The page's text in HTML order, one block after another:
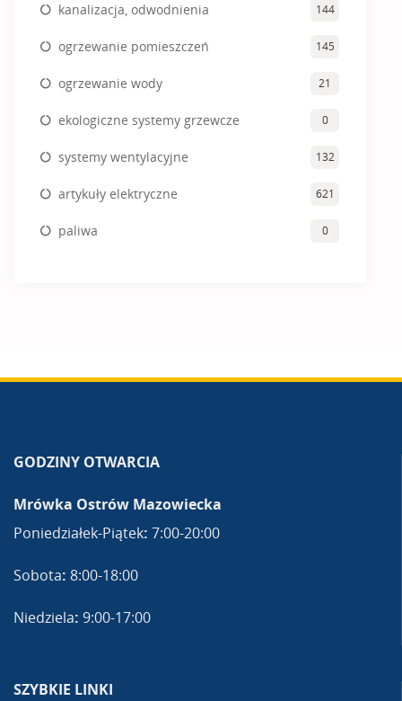
kanalizacja, odwodnienia 144
ogrzewanie pomieszczeń 145
ogrzewanie wody 21
ekologiczne systemy grzewcze 0
systemy wentylacyjne 132
artykuły elektryczne 621
paliwa 0
GODZINY OTWARCIA
Mrówka Ostrów Mazowiecka
Poniedziałek-Piątek: 7:00-20:00
Sobota: 8:00-18:00
Niedziela: 9:00-17:00
SZYBKIE LINKI